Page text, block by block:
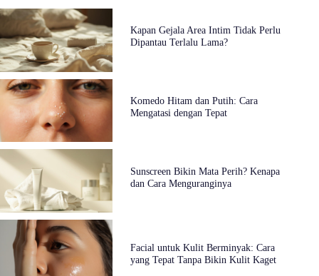
Kapan Gejala Area Intim Tidak Perlu
Dipantau Terlalu Lama?
Komedo Hitam dan Putih: Cara
Mengatasi dengan Tepat
Sunscreen Bikin Mata Perih? Kenapa
dan Cara Menguranginya
Facial untuk Kulit Berminyak: Cara
yang Tepat Tanpa Bikin Kulit Kaget